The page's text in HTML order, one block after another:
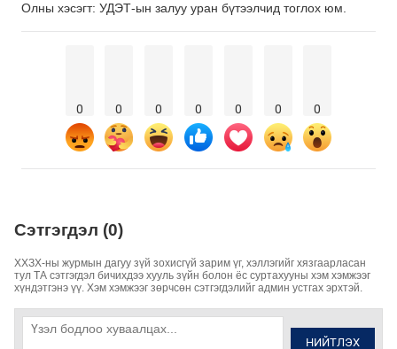
Олны хэсэгт: УДЭТ-ын залуу уран бүтээлчид тоглох юм.
0 0 0 0 0 0 0
Сэтгэгдэл (0)
ХХЗХ-ны журмын дагуу зүй зохисгүй зарим үг, хэллэгийг хязгаарласан
тул ТА сэтгэгдэл бичихдээ хууль зүйн болон ёс суртахууны хэм хэмжээг
хүндэтгэнэ үү. Хэм хэмжээг зөрчсөн сэтгэгдэлийг админ устгах эрхтэй.
НИЙТЛЭХ